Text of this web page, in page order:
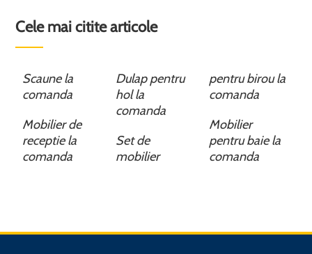
Cele mai citite articole
Scaune la
comanda
Mobilier de
receptie la
comanda
Dulap pentru
hol la
comanda
Set de
mobilier
pentru birou la
comanda
Mobilier
pentru baie la
comanda